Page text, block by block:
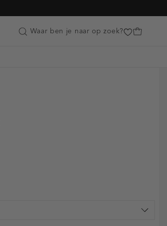
Customer Care
Waar ben je naar op zoek?